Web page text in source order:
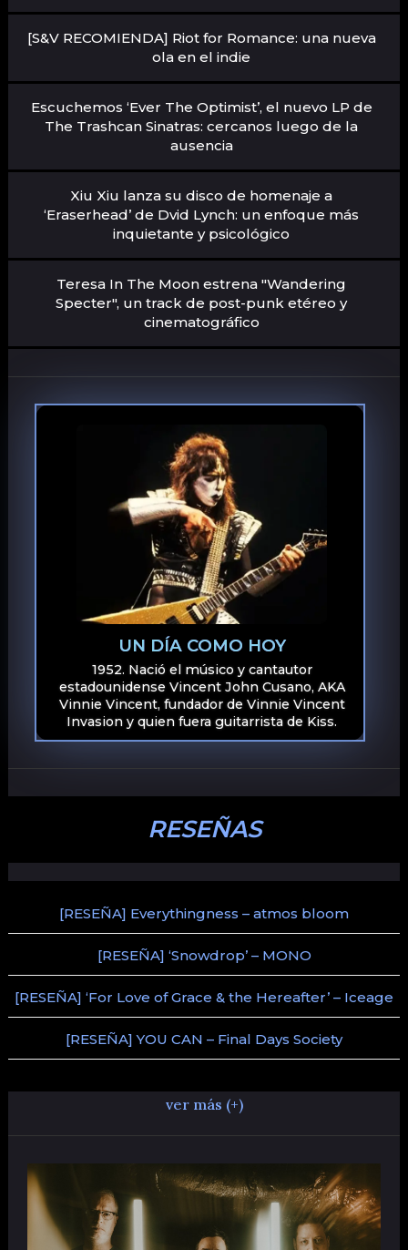
[S&V RECOMIENDA] Riot for Romance: una nueva
ola en el indie
Escuchemos ‘Ever The Optimist’, el nuevo LP de
The Trashcan Sinatras: cercanos luego de la
ausencia
Xiu Xiu lanza su disco de homenaje a
‘Eraserhead’ de Dvid Lynch: un enfoque más
inquietante y psicológico
Teresa In The Moon estrena "Wandering
Specter", un track de post-punk etéreo y
cinematográfico
UN DÍA COMO HOY
1952. Nació el músico y cantautor
estadounidense Vincent John Cusano, AKA
Vinnie Vincent, fundador de Vinnie Vincent
Invasion y quien fuera guitarrista de Kiss.
RESEÑAS
[RESEÑA] Everythingness – atmos bloom
[RESEÑA] ‘Snowdrop’ – MONO
[RESEÑA] ‘For Love of Grace & the Hereafter’ – Iceage
[RESEÑA] YOU CAN – Final Days Society
ver más (+)